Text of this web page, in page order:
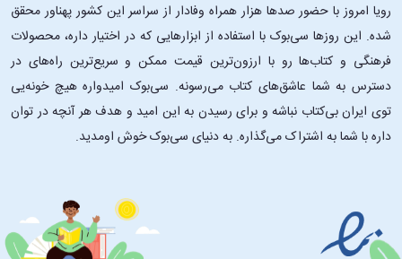
رویا امروز با حضور صدها هزار همراه وفادار از سراسر این کشور پهناور محقق
شده. این ‌روزها سی‌بوک با استفاده از ابزارهایی که در اختیار داره، محصولات
فرهنگی و کتاب‌ها رو با ارزون‌ترین قیمت ممکن و سریع‌ترین راه‌های در
دسترس به شما عاشق‌های کتاب می‌رسونه. سی‌بوک امیدواره هیچ خونه‌یی
توی ایران بی‌کتاب نباشه و برای رسیدن به این امید و هدف هر آنچه در توان
داره با شما به اشتراک می‌گذاره. به دنیای سی‌بوک خوش اومدید.